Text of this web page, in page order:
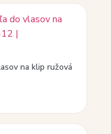
na klip ružová